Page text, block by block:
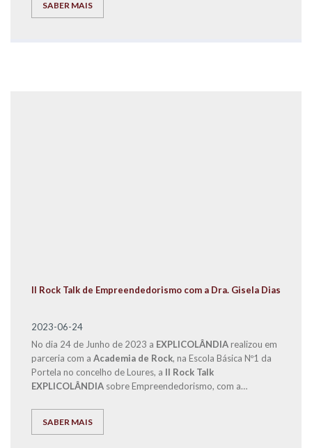
SABER MAIS
II Rock Talk de Empreendedorismo com a Dra. Gisela Dias
2023-06-24
No dia 24 de Junho de 2023 a EXPLICOLÂNDIArealizou em
parceria com a Academia de Rock, na Escola Básica Nº1 da
Portela no concelho de Loures, a II Rock Talk
EXPLICOLÂNDIA sobre Empreendedorismo, com a
SABER MAIS